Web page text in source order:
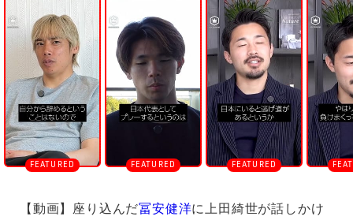
【動画】座り込んだ冨安健洋に上田綺世が話しかけ